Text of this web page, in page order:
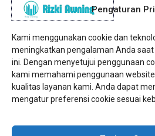
Pengaturan
Kami menggunakan cookie dan
meningkatkan pengalaman Anda
ini. Dengan menyetujui penggunaan
kami memahami penggunaan
kualitas layanan kami. Anda dapat
mengatur preferensi cookie sesuai
✆ WhatsApp / Telepon
Pusat Sukabumi
Sukamanis, Kadudampit,
Cabang Jakarta
Kembangan, Jakarta Barat
Sektor A3, Tangerang Selatan